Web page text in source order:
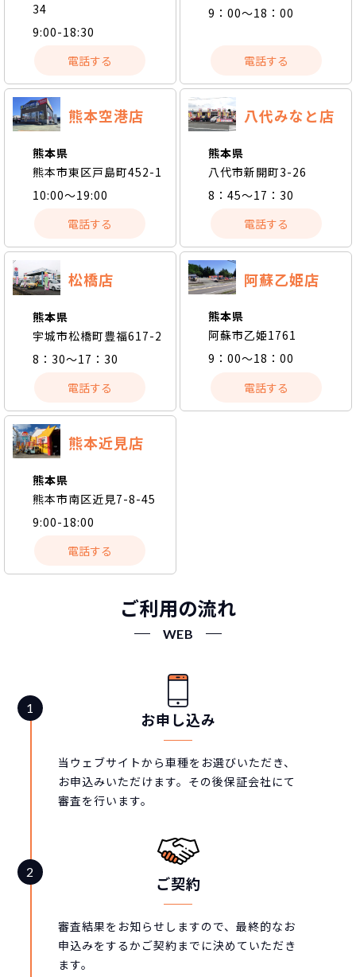
34
9:00-18:30
電話する
9：00～18：00
電話する
熊本空港店
熊本県
熊本市東区戸島町452-1
10:00〜19:00
電話する
八代みなと店
熊本県
八代市新開町3-26
8：45～17：30
電話する
松橋店
熊本県
宇城市松橋町豊福617-2
8：30～17：30
電話する
阿蘇乙姫店
熊本県
阿蘇市乙姫1761
9：00～18：00
電話する
熊本近見店
熊本県
熊本市南区近見7-8-45
9:00-18:00
電話する
ご利用の流れ
WEB
お申し込み
当ウェブサイトから車種をお選びいただき、
お申込みいただけます。その後保証会社にて
審査を行います。
ご契約
審査結果をお知らせしますので、最終的なお
申込みをするかご契約までに決めていただき
ます。